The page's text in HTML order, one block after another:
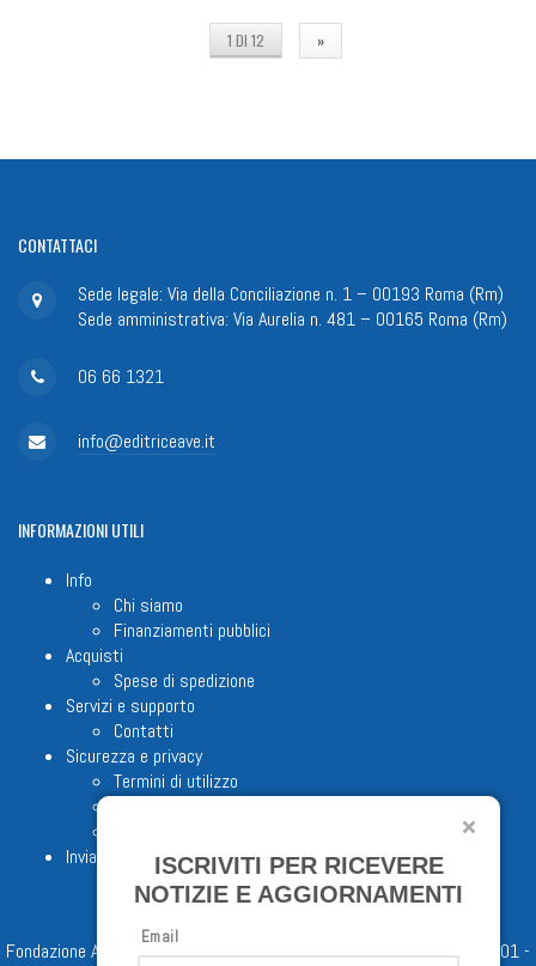
1 DI 12 »
CONTATTACI
Sede legale: Via della Conciliazione n. 1 – 00193 Roma (Rm)
Sede amministrativa: Via Aurelia n. 481 – 00165 Roma (Rm)
06 66 1321
info@editriceave.it
INFORMAZIONIUTILI
Info
Chi siamo
Finanziamenti pubblici
Acquisti
Spese di spedizione
Servizi e supporto
Contatti
Sicurezza e privacy
Termini di utilizzo
Invia proposta editoriale
Fondazione Apostolicam Actuositatem ETS © 2023 - P.I. 05398481001 -
ISCRIVITI PER RICEVERE
NOTIZIE E AGGIORNAMENTI
Email